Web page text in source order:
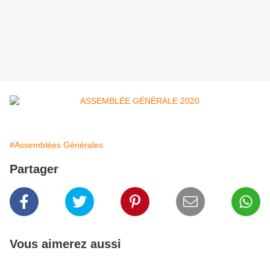
#Assemblées Générales
Partager
Vous aimerez aussi